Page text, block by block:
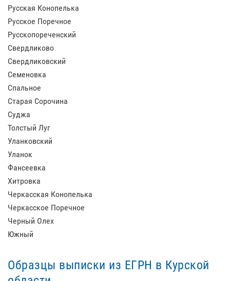
Русская Конопелька
Русское Поречное
Русскопореченский
Свердликово
Свердликовский
Семеновка
Спальное
Старая Сорочина
Суджа
Толстый Луг
Уланковский
Уланок
Фансеевка
Хитровка
Черкасская Конопелька
Черкасское Поречное
Черный Олех
Южный
Образцы выписки из ЕГРН в Курской